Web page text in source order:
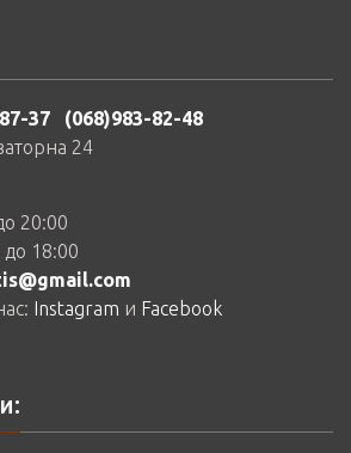
37
(068)983-82-48
24
20:00
18:00
Instagram и Facebook